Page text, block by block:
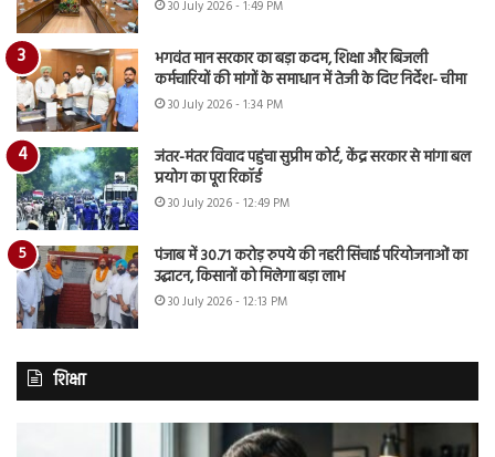
30 July 2026 - 1:49 PM
भगवंत मान सरकार का बड़ा कदम, शिक्षा और बिजली
कर्मचारियों की मांगों के समाधान में तेजी के दिए निर्देश- चीमा
30 July 2026 - 1:34 PM
जंतर-मंतर विवाद पहुंचा सुप्रीम कोर्ट, केंद्र सरकार से मांगा बल
प्रयोग का पूरा रिकॉर्ड
30 July 2026 - 12:49 PM
पंजाब में 30.71 करोड़ रुपये की नहरी सिंचाई परियोजनाओं का
उद्घाटन, किसानों को मिलेगा बड़ा लाभ
30 July 2026 - 12:13 PM
शिक्षा